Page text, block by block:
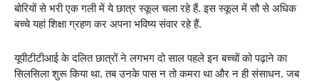
बोरियों से भरी एक गली में ये छात्र स्कूल चला रहे हैं. इस स्कूल में सौ से अधिक
बच्चे यहां शिक्षा ग्रहण कर अपना भविष्य संवार रहे हैं.
यूपीटीटीआई के दलित छात्रों ने लगभग दो साल पहले इन बच्चों को पढ़ाने का
सिलसिला शुरू किया था. तब उनके पास न तो कमरा था और न ही संसाधन. जब